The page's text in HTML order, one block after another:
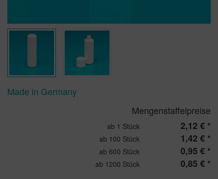
Made in Germany
Mengenstaffelpreise
ab 1 Stück 2,12 € *
ab 100 Stück 1,42 € *
ab 600 Stück 0,95 € *
ab 1200 Stück 0,85 € *